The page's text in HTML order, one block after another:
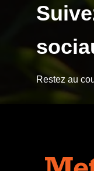
Restez au